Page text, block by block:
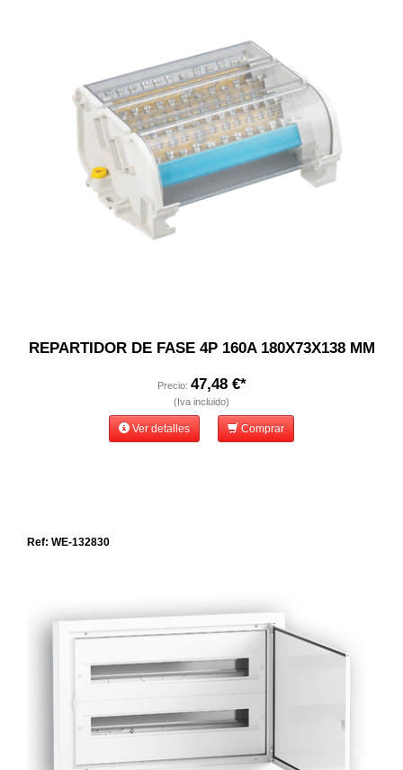
REPARTIDOR DE FASE 4P 160A 180X73X138 MM
Precio: 47,48 €*
(Iva incluido)
Ver detalles Comprar
Ref: WE-132830